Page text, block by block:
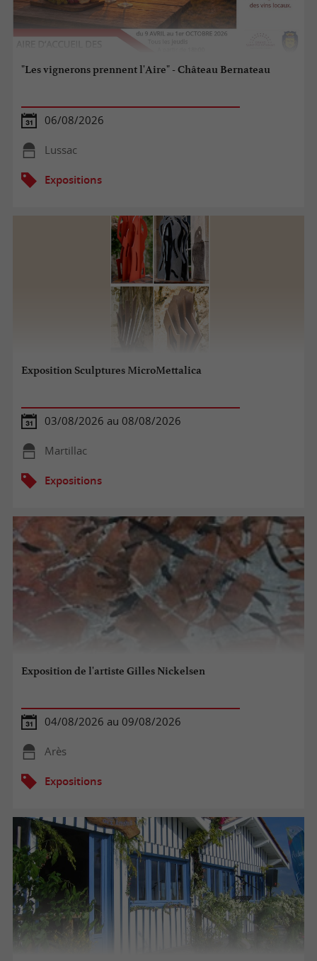
"Les vignerons prennent l'Aire" - Château Bernateau
06/08/2026
Lussac
Expositions
Exposition Sculptures MicroMettalica
03/08/2026 au 08/08/2026
Martillac
Expositions
Exposition de l'artiste Gilles Nickelsen
04/08/2026 au 09/08/2026
Arès
Expositions